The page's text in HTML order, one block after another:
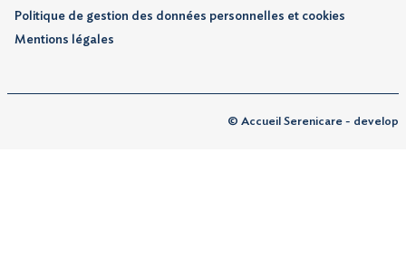
Politique de gestion des données personnelles et cookies
Mentions légales
© Accueil Serenicare - develop